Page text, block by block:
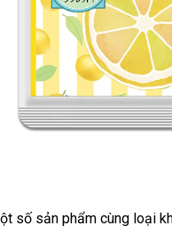
số sản phẩm cùng loại